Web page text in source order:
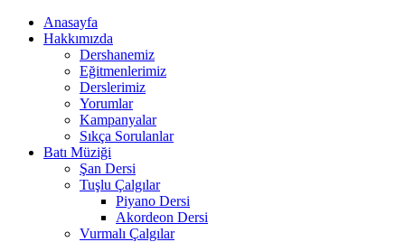
Anasayfa
Hakkımızda
Dershanemiz
Eğitmenlerimiz
Derslerimiz
Yorumlar
Kampanyalar
Sıkça Sorulanlar
Batı Müziği
Şan Dersi
Tuşlu Çalgılar
Piyano Dersi
Akordeon Dersi
Vurmalı Çalgılar